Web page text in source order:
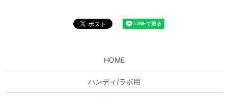
HOME
ハンディ/ラボ用